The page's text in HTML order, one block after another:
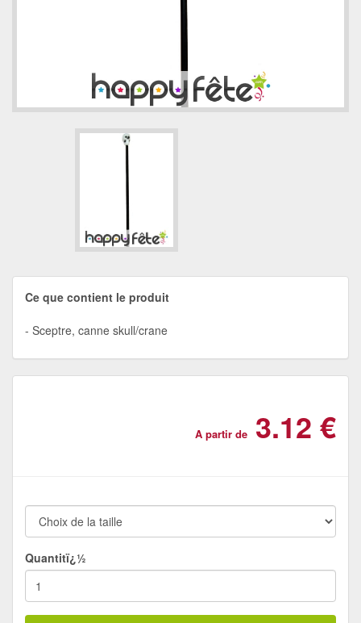
Ce que contient le produit
Sceptre, canne skull/crane
A partir de 3.12 €
Quantitï¿½